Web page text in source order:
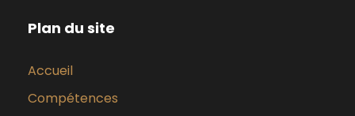
Plan du site
Accueil
Compétences